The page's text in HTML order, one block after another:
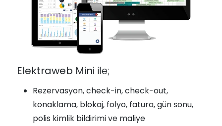
Elektraweb Mini ile;
Rezervasyon, check-in, check-out,
konaklama, blokaj, folyo, fatura, gün sonu,
polis kimlik bildirimi ve maliye